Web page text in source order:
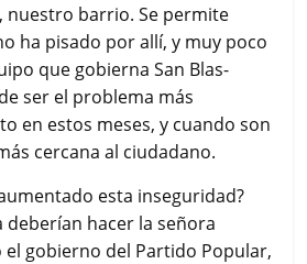
nuestro barrio. Se permite
ha pisado por allí, y muy poco
que gobierna San Blas-
ser el problema más
en estos meses, y cuando son
cercana al ciudadano.
esta inseguridad?
deberían hacer la señora
el gobierno del Partido Popular,